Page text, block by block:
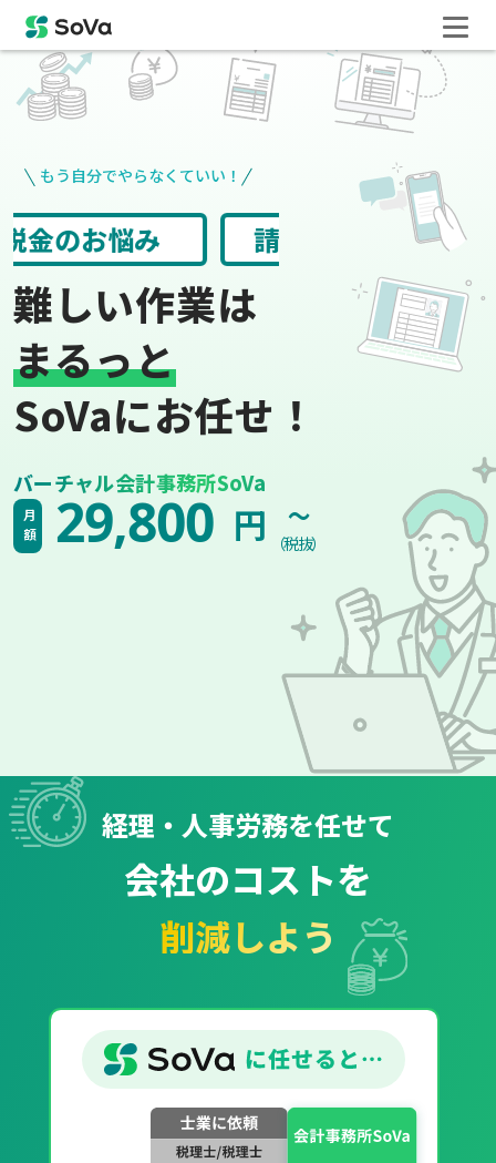
もう自分でやらなくていい！
役所手続き 給与計算
難しい作業は
まるっと
SoVaにお任せ！
バーチャル会計事務所SoVa
月額 29,800 円 ~
（税抜）
経理・人事労務を任せて
会社のコストを
削減しよう